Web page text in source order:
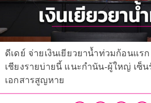
ดีเดย์ จ่ายเงินเยียวยาน้ำท่วมก้อนแร
เชียงรายบ่ายนี้ แนะกำนัน-ผู้ใหญ่ เซ็
เอกสารสูญหาย